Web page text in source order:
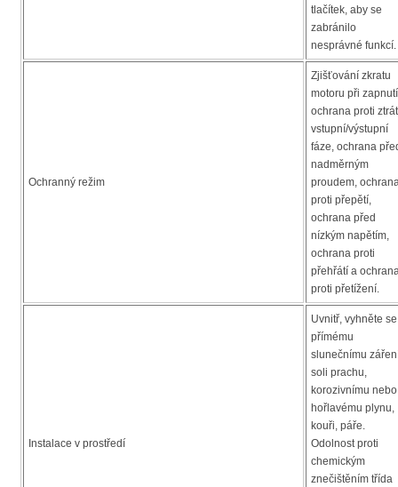
tlačítek, aby se
zabránilo
nesprávné funkcí.
Ochranný režim
Zjišťování zkratu
motoru při
ochrana proti
vstupní/výstupní
fáze, ochrana
nadměrným
proudem,
proti přepětí,
ochrana před
nízkým napětím,
ochrana proti
přehřátí a
proti přetížení.
Instalace v prostředí
Uvnitř, vyhněte se
přímému
slunečnímu
soli prachu,
korozivnímu nebo
hořlavému plynu,
kouři, páře.
Odolnost proti
chemickým
znečištěním třída